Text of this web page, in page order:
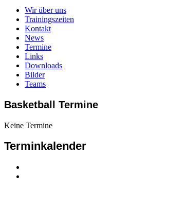
Wir über uns
Trainingszeiten
Kontakt
News
Termine
Links
Downloads
Bilder
Teams
Basketball Termine
Keine Termine
Terminkalender